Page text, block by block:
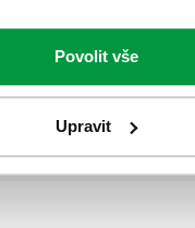
Povolit vše
Upravit
konkrétní produkt nebo